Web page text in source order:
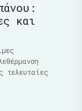
και
τελευταίες